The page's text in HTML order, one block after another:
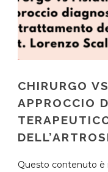
CHIRURGO
APPROCCIO
Questo contenuto è